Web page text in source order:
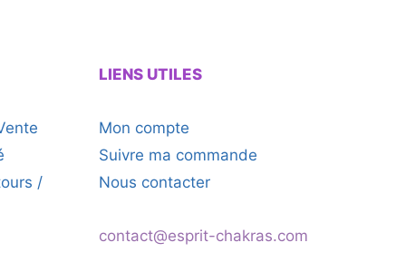
/
LIENS UTILES
Mon compte
Suivre ma commande
Nous contacter
contact@esprit-chakras.com